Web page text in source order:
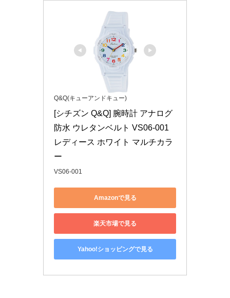
Q&Q(キューアンドキュー)
[シチズン Q&Q] 腕時計 アナログ
防水 ウレタンベルト VS06-001
レディース ホワイト マルチカラ
ー
VS06-001
Amazonで見る
楽天市場で見る
Yahoo!ショッピングで見る